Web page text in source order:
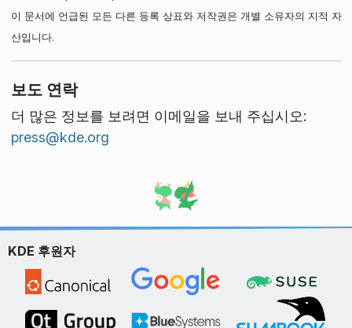
이 문서에 언급된 모든 다른 등록 상표와 저작권은 개별 소유자의 지적 자
산입니다.
보도 연락
더 많은 정보를 보려면 이메일을 보내 주십시오:
press@kde.org
KDE 후원자